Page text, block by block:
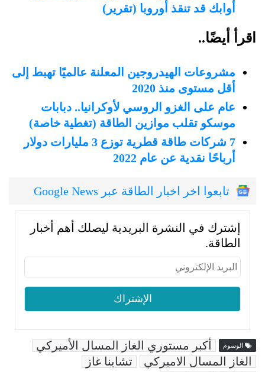
أوابك قد تنقذ أوروبا (تقرير)
اقرأ أيضًا..
مشروعات الهيدروجين المعلنة عالميًا تهبط إلى
أقل مستوى منذ 2020
عام على الغزو الروسي لأوكرانيا.. دبابات
موسكو تقلب موازين الطاقة (تغطية خاصة)
7 شركات طاقة قطرية توزع 3 مليارات دولار
أرباحًا نقدية عن عام 2022
تابعوا اخر اخبار الطاقة عبر Google News
إشترك في النشرة البريدية ليصلك أهم أخبار
الطاقة.
الوسوم
أكبر مستوري الغاز المسال الأميركي
الغاز المسال الاميركي
تشاينا غاز